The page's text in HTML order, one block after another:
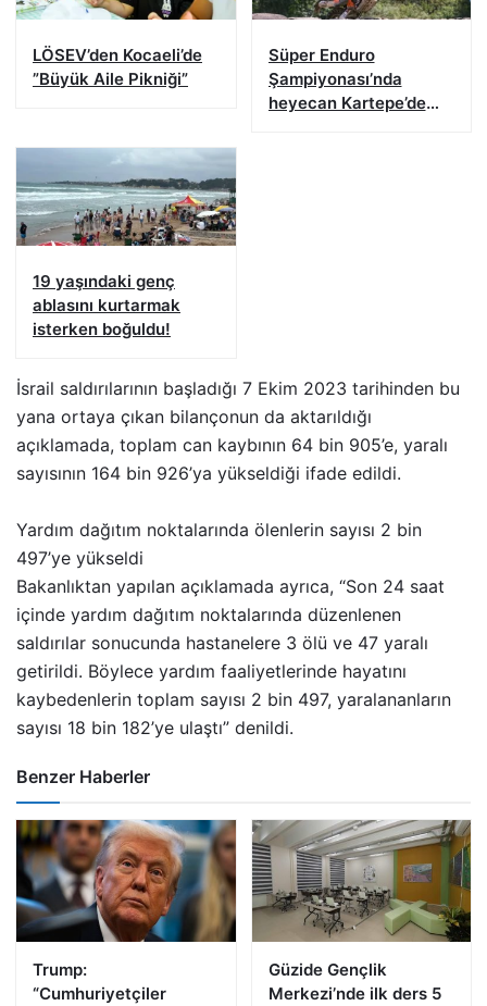
LÖSEV’den Kocaeli’de
”Büyük Aile Pikniği”
Süper Enduro
Şampiyonası’nda
heyecan Kartepe’de
19 yaşındaki genç
ablasını kurtarmak
isterken boğuldu!
İsrail saldırılarının başladığı 7 Ekim 2023 tarihinden bu
yana ortaya çıkan bilançonun da aktarıldığı
açıklamada, toplam can kaybının 64 bin 905’e, yaralı
sayısının 164 bin 926’ya yükseldiği ifade edildi.
Yardım dağıtım noktalarında ölenlerin sayısı 2 bin
497’ye yükseldi
Bakanlıktan yapılan açıklamada ayrıca, “Son 24 saat
içinde yardım dağıtım noktalarında düzenlenen
saldırılar sonucunda hastanelere 3 ölü ve 47 yaralı
getirildi. Böylece yardım faaliyetlerinde hayatını
kaybedenlerin toplam sayısı 2 bin 497, yaralananların
sayısı 18 bin 182’ye ulaştı” denildi.
Benzer Haberler
Trump:
“Cumhuriyetçiler
Güzide Gençlik
Merkezi’nde ilk ders 5